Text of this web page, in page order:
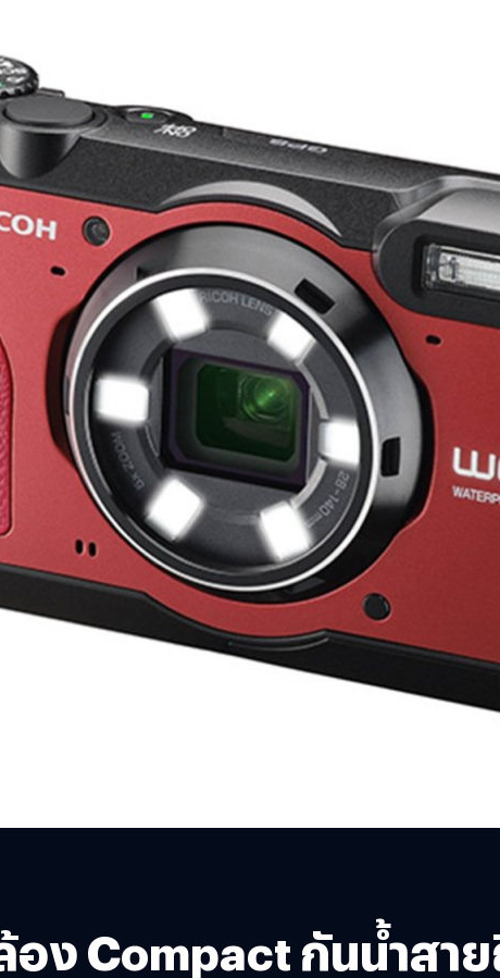
ง Compact กันน้ำสาย